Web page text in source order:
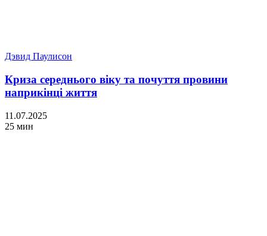
Дэвид Паулисон
Криза середнього віку та почуття провини
наприкінці життя
11.07.2025
25 мин